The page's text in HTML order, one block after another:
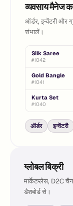
व्यवसाय मैनेज
ऑर्डर, इन्वेंटरी और
संभालें।
Silk Saree
#1042
Gold Bangle
#1041
Kurta Set
#1040
ऑर्डर इन्वेंटरी
ग्लोबल बिक्री
मार्केटप्लेस, D2C
डैशबोर्ड से।